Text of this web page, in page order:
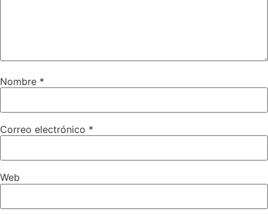
Nombre *
Correo electrónico *
Web